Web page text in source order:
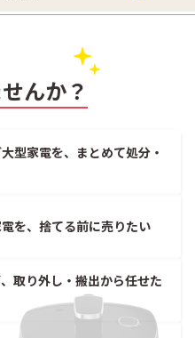
んか？
型家電を、まとめて処分・
を、捨てる前に売りたい
取り外し・搬出から任せた